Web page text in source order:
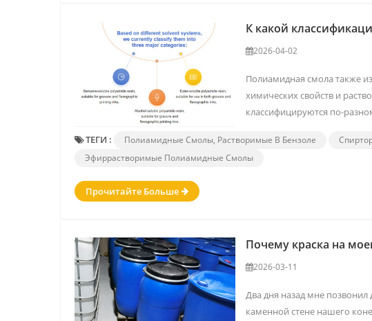
К какой
2026-04-02
Полиамидная смола также
химических свойств и
классифицируются по-
ТЕГИ : Полиамидные Смолы, Растворимые В Бензоле
Эфиррастворимые Полиамидные Смолы
Прочитайте Больше
Почему краска на
2026-03-11
Два дня назад мне
каменной стене нашего